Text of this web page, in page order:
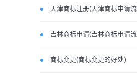
天津商标注册(天津商标申请流
吉林商标申请(吉林商标申请流
商标变更(商标变更的好处)